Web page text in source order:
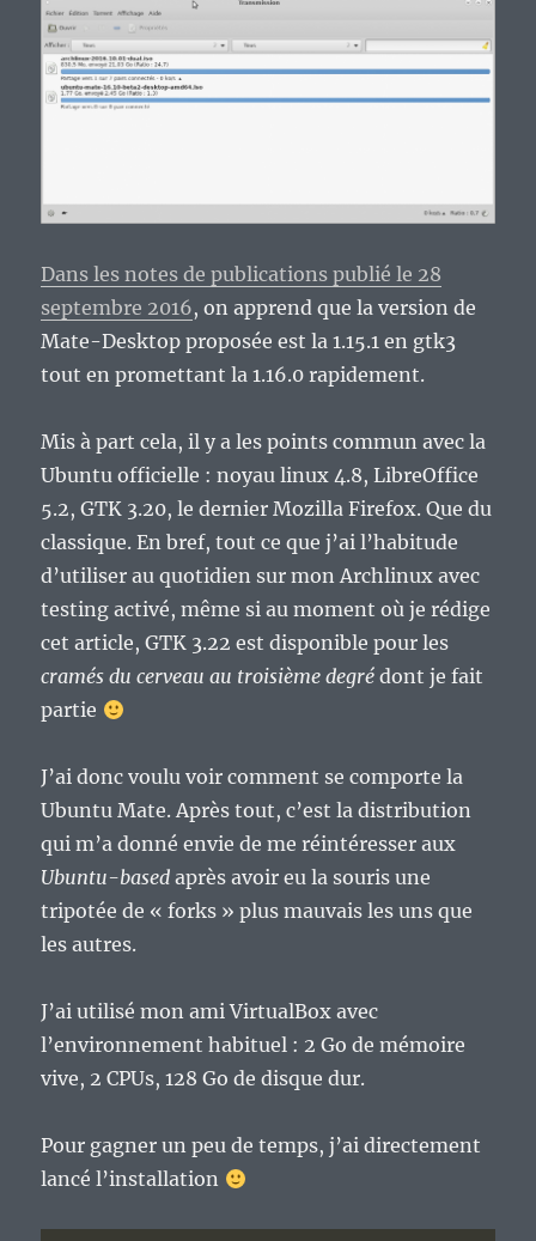
Dans les notes de publications publié le 28
septembre 2016, on apprend que la version de
Mate-Desktop proposée est la 1.15.1 en gtk3
tout en promettant la 1.16.0 rapidement.
Mis à part cela, il y a les points commun avec la
Ubuntu officielle : noyau linux 4.8, LibreOffice
5.2, GTK 3.20, le dernier Mozilla Firefox. Que du
classique. En bref, tout ce que j’ai l’habitude
d’utiliser au quotidien sur mon Archlinux avec
testing activé, même si au moment où je rédige
cet article, GTK 3.22 est disponible pour les
cramés du cerveau au troisième degré dont je fait
partie
J’ai donc voulu voir comment se comporte la
Ubuntu Mate. Après tout, c’est la distribution
qui m’a donné envie de me réintéresser aux
Ubuntu-based après avoir eu la souris une
tripotée de « forks » plus mauvais les uns que
les autres.
J’ai utilisé mon ami VirtualBox avec
l’environnement habituel : 2 Go de mémoire
vive, 2 CPUs, 128 Go de disque dur.
Pour gagner un peu de temps, j’ai directement
lancé l’installation